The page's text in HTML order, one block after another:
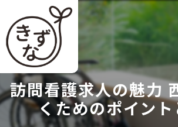
訪問看護求人の魅力
くためのポイン